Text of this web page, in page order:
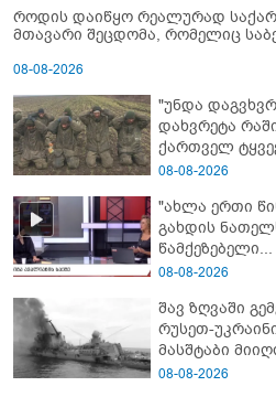
როდის დაიწყო რეალურად
მთავარი შეცდომა, რომელიც
08-08-2026
"უნდა
დახვრეტა
ქართველ
08-08-2026
"ახლა ერთი
გახდის
გამოსული
08-08-2026
შავ ზღვაში
რუსეთ-
მასშტაბი
08-08-2026